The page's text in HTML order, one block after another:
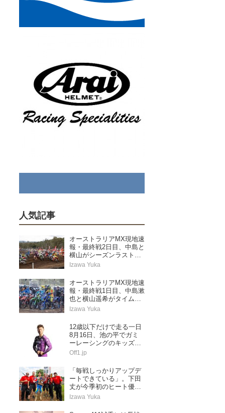
人気記事
オーストラリアMX現地速
報・最終戦2日目、中島と
横山がシーズンラストレ
ースを走り切る
Izawa Yuka
オーストラリアMX現地速
報・最終戦1日目、中島漱
也と横山遥希がタイムア
タック予選に挑む
Izawa Yuka
12歳以下だけで走る一日
8月16日、池の平でガミ
ーレーシングのキッズス
ペシャル
Off1.jp
「毎戦しっかりアップデ
ートできている」。下田
丈が今季初のヒート優勝
&ランキングトップに浮
第5戦レッドバッド
Izawa Yuka